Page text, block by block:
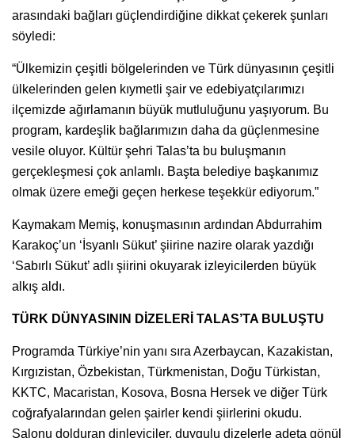
arasındaki bağları güçlendirdiğine dikkat çekerek şunları
söyledi:
“Ülkemizin çeşitli bölgelerinden ve Türk dünyasının çeşitli
ülkelerinden gelen kıymetli şair ve edebiyatçılarımızı
ilçemizde ağırlamanın büyük mutluluğunu yaşıyorum. Bu
program, kardeşlik bağlarımızın daha da güçlenmesine
vesile oluyor. Kültür şehri Talas’ta bu buluşmanın
gerçekleşmesi çok anlamlı. Başta belediye başkanımız
olmak üzere emeği geçen herkese teşekkür ediyorum.”
Kaymakam Memiş, konuşmasının ardından Abdurrahim
Karakoç’un ‘İsyanlı Sükut’ şiirine nazire olarak yazdığı
‘Sabırlı Sükut’ adlı şiirini okuyarak izleyicilerden büyük
alkış aldı.
TÜRK DÜNYASININ DİZELERİ TALAS’TA BULUŞTU
Programda Türkiye’nin yanı sıra Azerbaycan, Kazakistan,
Kırgızistan, Özbekistan, Türkmenistan, Doğu Türkistan,
KKTC, Macaristan, Kosova, Bosna Hersek ve diğer Türk
coğrafyalarından gelen şairler kendi şiirlerini okudu.
Salonu dolduran dinleyiciler, duygulu dizelerle adeta gönül